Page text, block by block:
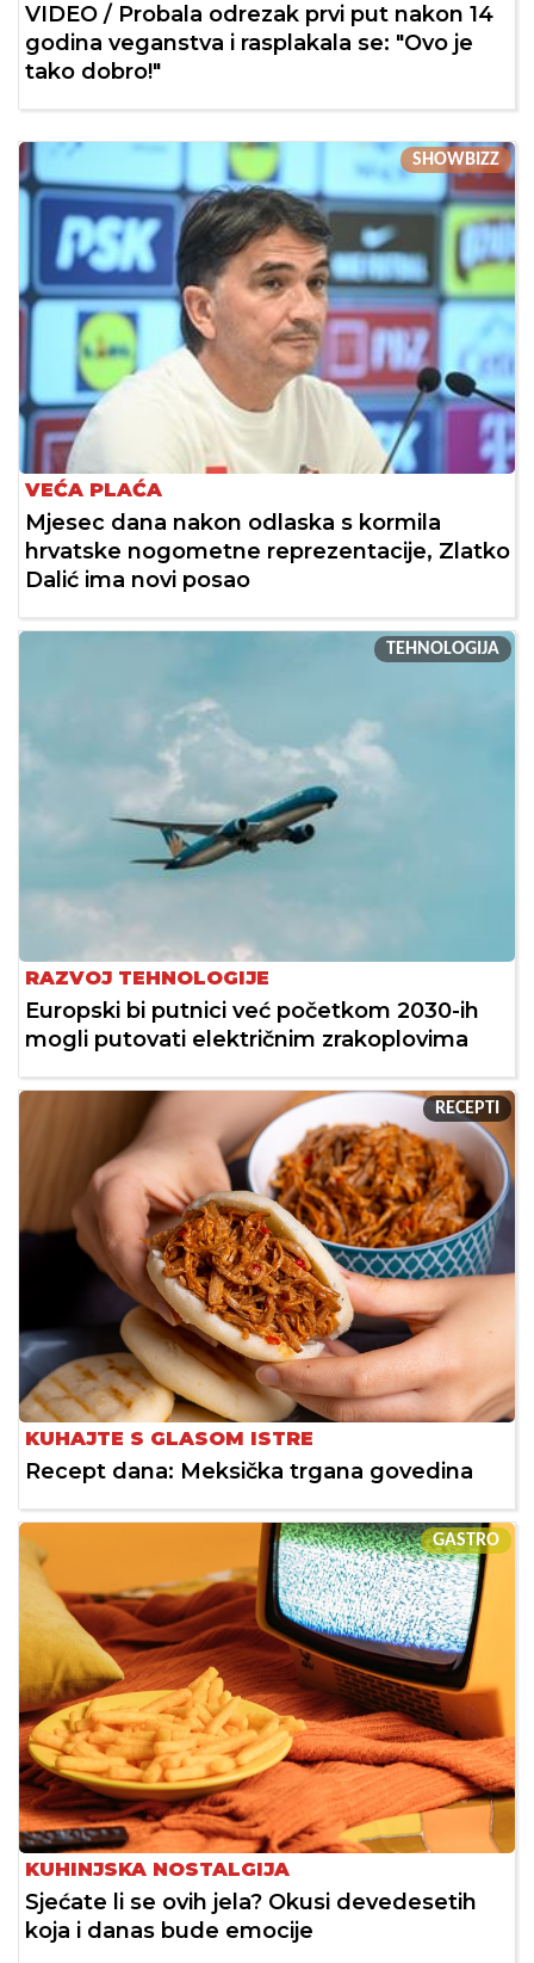
VIDEO / Probala odrezak prvi put nakon 14
godina veganstva i rasplakala se: "Ovo je
tako dobro!"
SHOWBIZZ
VEĆA PLAĆA
Mjesec dana nakon odlaska s kormila
hrvatske nogometne reprezentacije, Zlatko
Dalić ima novi posao
TEHNOLOGIJA
RAZVOJ TEHNOLOGIJE
Europski bi putnici već početkom 2030-ih
mogli putovati električnim zrakoplovima
RECEPTI
KUHAJTE S GLASOM ISTRE
Recept dana: Meksička trgana govedina
GASTRO
KUHINJSKA NOSTALGIJA
Sjećate li se ovih jela? Okusi devedesetih
koja i danas bude emocije